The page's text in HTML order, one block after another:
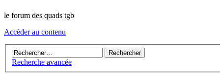
le forum des quads tgb
Accéder au contenu
Recherche avancée